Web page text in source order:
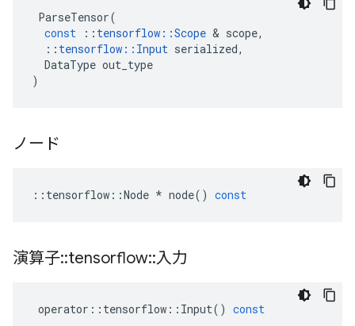
ParseTensor(
const
:: tensorflow ::Scope & scope,
:: tensorflow :: Input serialized,
DataType out_type
)
ノード
:: tensorflow ::Node * node() const
演算子::tensorflow::入力
operator :: tensorflow :: Input() const